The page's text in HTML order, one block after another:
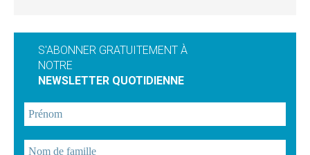
S'ABONNER GRATUITEMENT À
NOTRE
NEWSLETTER QUOTIDIENNE